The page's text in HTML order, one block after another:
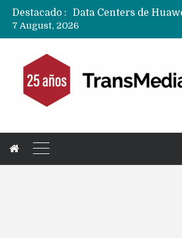
Destacado :
7 August, 2026